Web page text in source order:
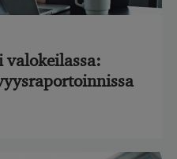
valokeilassa: